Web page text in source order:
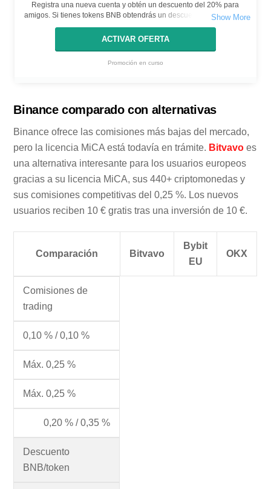
Registra una nueva cuenta y obtén un descuento del 20% para
amigos. Si tienes tokens BNB obtendrás un descuento adicional del
25%
ACTIVAR OFERTA
Promoción en curso
Binance comparado con alternativas
Binance ofrece las comisiones más bajas del mercado,
pero la licencia MiCA está todavía en trámite. Bitvavo es
una alternativa interesante para los usuarios europeos
gracias a su licencia MiCA, sus 440+ criptomonedas y
sus comisiones competitivas del 0,25 %. Los nuevos
usuarios reciben 10 € gratis tras una inversión de 10 €.
Comparación Bitvavo
Bybit
EU
OKX
Comisiones de
trading
0,10 % / 0,10 %
Máx. 0,25 %
Máx. 0,25 %
0,20 % / 0,35 %
Descuento
BNB/token